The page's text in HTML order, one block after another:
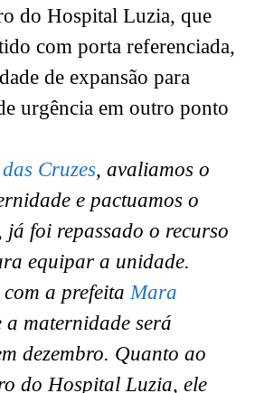
do Hospital Luzia, que
com porta referenciada,
de expansão para
urgência em outro ponto
Cruzes, avaliamos o
e pactuamos o
já foi repassado o recurso
equipar a unidade.
com a prefeitaMara
a maternidade será
dezembro. Quanto ao
do Hospital Luzia, ele